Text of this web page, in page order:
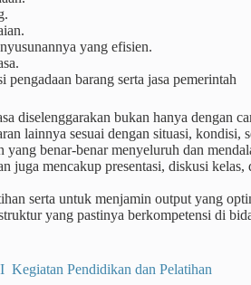
yang efisien.
barang serta jasa pemerintah
diselenggarakan bukan hanya dengan
lainnya sesuai dengan situasi, kondisi,
benar-benar menyeluruh dan
juga mencakup presentasi, diskusi
serta untuk menjamin output yang
yang pastinya berkompetensi di
Pendidikan dan Pelatihan